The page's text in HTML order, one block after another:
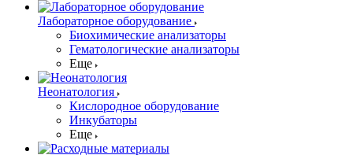
Лабораторное оборудование
Биохимические анализаторы
Гематологические анализаторы
Еще
Неонатология
Кислородное оборудование
Инкубаторы
Еще